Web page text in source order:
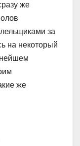
же
за
на некоторый
же